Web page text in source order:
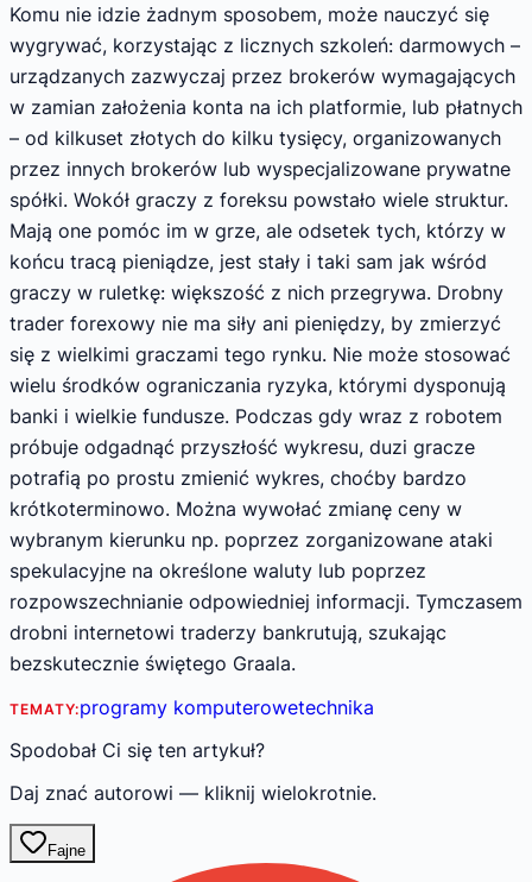
Komu nie idzie żadnym sposobem, może nauczyć się
wygrywać, korzystając z licznych szkoleń: darmowych –
urządzanych zazwyczaj przez brokerów wymagających
w zamian założenia konta na ich platformie, lub płatnych
– od kilkuset złotych do kilku tysięcy, organizowanych
przez innych brokerów lub wyspecjalizowane prywatne
spółki. Wokół graczy z foreksu powstało wiele struktur.
Mają one pomóc im w grze, ale odsetek tych, którzy w
końcu tracą pieniądze, jest stały i taki sam jak wśród
graczy w ruletkę: większość z nich przegrywa. Drobny
trader forexowy nie ma siły ani pieniędzy, by zmierzyć
się z wielkimi graczami tego rynku. Nie może stosować
wielu środków ograniczania ryzyka, którymi dysponują
banki i wielkie fundusze. Podczas gdy wraz z robotem
próbuje odgadnąć przyszłość wykresu, duzi gracze
potrafią po prostu zmienić wykres, choćby bardzo
krótkoterminowo. Można wywołać zmianę ceny w
wybranym kierunku np. poprzez zorganizowane ataki
spekulacyjne na określone waluty lub poprzez
rozpowszechnianie odpowiedniej informacji. Tymczasem
drobni internetowi traderzy bankrutują, szukając
bezskutecznie świętego Graala.
TEMATY:programy komputerowetechnika
Spodobał Ci się ten artykuł?
Daj znać autorowi — kliknij wielokrotnie.
Fajne